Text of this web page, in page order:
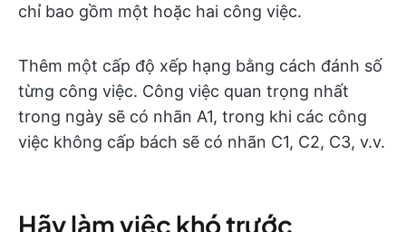
chỉ bao gồm một hoặc hai công việc.
Thêm một cấp độ xếp hạng bằng cách đánh số
từng công việc. Công việc quan trọng nhất
trong ngày sẽ có nhãn A1, trong khi các công
việc không cấp bách sẽ có nhãn C1, C2, C3, v.v.
Hãy làm việc khó trước